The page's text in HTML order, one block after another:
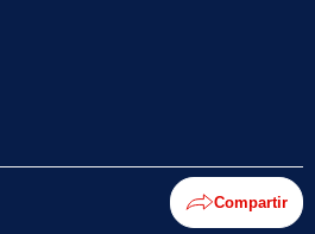
Compartir